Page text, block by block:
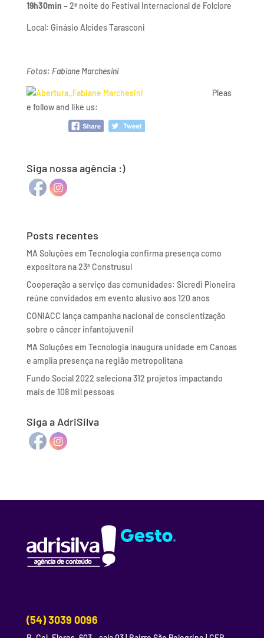
19h30min –2ª noite do Festival Internacional de Folclore
Local: Ginásio Alcides Tarasconi
Fotos: Fabiane Marchesini
Pleas
e follow and like us:
Siga nossa agência :)
Posts recentes
MA Soluções em Tecnologia confirma presença como
expositora na 23ª Construsul
Cooperação a serviço das comunidades: Sicredi Pioneira
reúne convidados em evento alusivo aos 120 anos
CONIACC lança campanha nacional de conscientização
sobre o câncer infantojuvenil
MA Soluções em Tecnologia inaugura unidade em Canoas
e amplia presença na região metropolitana
Fundo Social 2022 seleciona 312 projetos impactando
mais de 108 mil pessoas
Siga a AdriSilva
(54) 3039 0096